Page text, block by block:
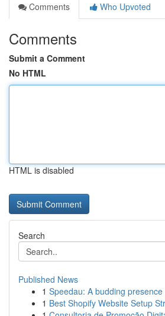
Comments
Who Upvoted
Comments
Submit a Comment
No HTML
HTML is disabled
Search
Published News
1 Speedau: A budding
1 Best Shopify Website Setup